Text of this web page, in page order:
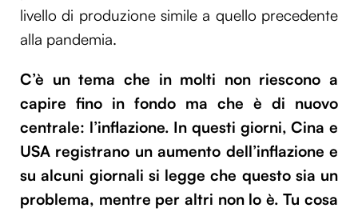
livello di produzione simile a quello precedente
alla pandemia.
C’è un tema che in molti non riescono a
capire fino in fondo ma che è di nuovo
centrale: l’inflazione. In questi giorni, Cina e
USA registrano un aumento dell’inflazione e
su alcuni giornali si legge che questo sia un
problema, mentre per altri non lo è. Tu cosa